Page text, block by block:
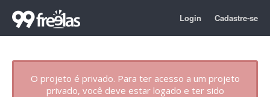
Login Cadastre-se
O projeto é privado. Para ter acesso a um projeto
privado, você deve estar logado e ter sido